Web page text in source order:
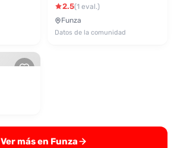
2.5(1 eval.)
Funza
Datos de la comunidad
Ver más en Funza